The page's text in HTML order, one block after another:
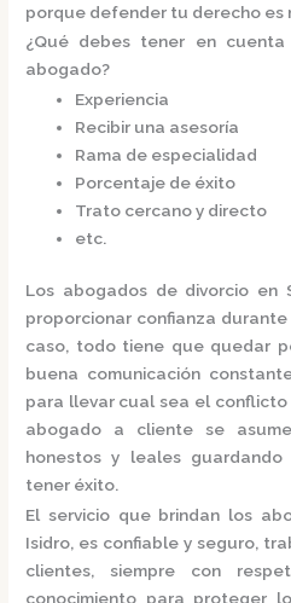
porque defender tu derecho es
¿Qué debes tener en
abogado?
Experiencia
Recibir una asesoría
Rama de especialidad
Porcentaje de éxito
Trato cercano y directo
etc.
Los abogados de divorcio en
proporcionar confianza
caso, todo tiene que quedar
buena comunicación
para llevar cual sea el
abogado a cliente se
honestos y leales
tener éxito.
El servicio que brindan los
Isidro, es confiable y seguro,
clientes, siempre con
conocimiento para proteger